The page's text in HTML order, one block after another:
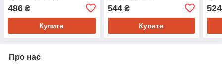
486 ₴
Купити
544₴
Купити
524
Про нас